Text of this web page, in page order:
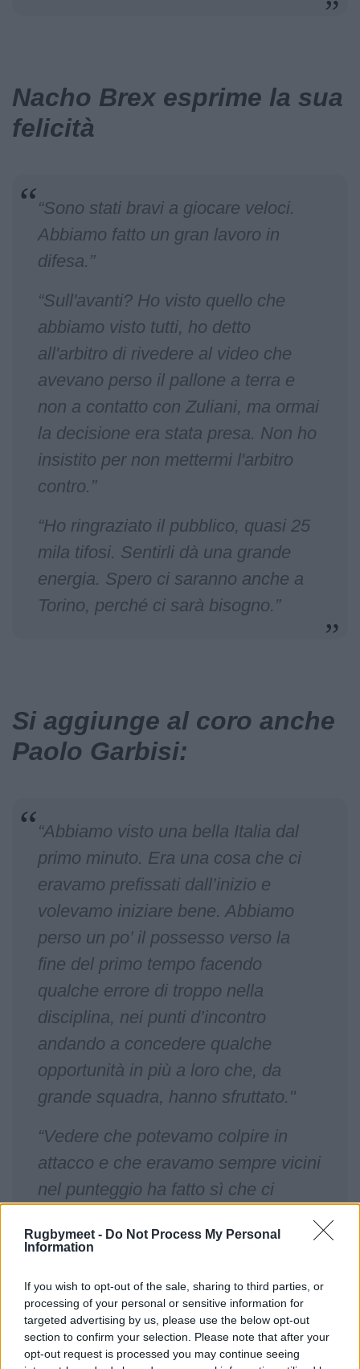
Rugbymeet - Do Not Process My Personal
Information
If you wish to opt-out of the sale, sharing to third parties, or
processing of your personal or sensitive information for
targeted advertising by us, please use the below opt-out
section to confirm your selection. Please note that after your
opt-out request is processed you may continue seeing
Nacho Brex esprime la sua
felicità
“Sono stati bravi a giocare veloci.
Abbiamo fatto un gran lavoro in
difesa.”
“Sull'avanti? Ho visto quello che
abbiamo visto tutti, ho detto
all'arbitro di rivedere al video che
avevano perso il pallone a terra e
non a contatto con Zuliani, ma ormai
la decisione era stata presa. Non ho
insistito per non mettermi l'arbitro
contro.”
“Ho ringraziato il pubblico, quasi 25
mila tifosi. Sentirli dà una grande
energia. Spero ci saranno anche a
Torino, perché ci sarà bisogno.”
Si aggiunge al coro anche
Paolo Garbisi:
“Abbiamo visto una bella Italia dal
primo minuto. Era una cosa che ci
eravamo prefissati dall’inizio e
volevamo iniziare bene. Abbiamo
perso un po’ il possesso verso la
fine del primo tempo facendo
qualche errore di troppo nella
disciplina, nei punti d’incontro
andando a concedere qualche
opportunità in più a loro che, da
grande squadra, hanno sfruttato."
“Vedere che potevamo colpire in
attacco e che eravamo sempre vicini
nel punteggio ha fatto sì che ci
continuato a seguire il nostro piano
Vogliamo controllare tutto quello che
è in nostro controllo: gli episodi che
accadono non ci riguardano”